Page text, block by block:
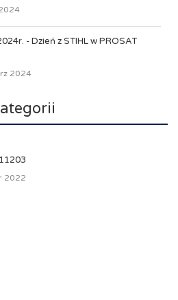
- Dzień z STIHL w PROSAT
2024
2022